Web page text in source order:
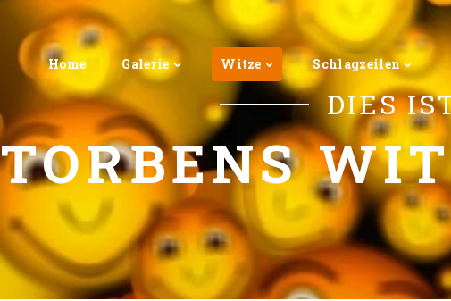
Home Galerie Witze Schlagzeilen
DIES
TORBENS